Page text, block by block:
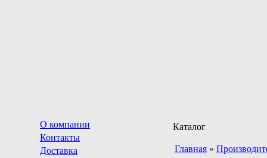
О компании
Контакты
Доставка
Каталог
Главная »